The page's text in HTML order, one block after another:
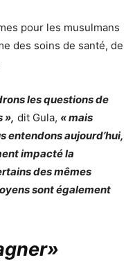
pour les musulmans
des soins de santé, de
les questions de
», dit Gula, « mais
entendons aujourd’hui,
impacté la
des mêmes
sont également